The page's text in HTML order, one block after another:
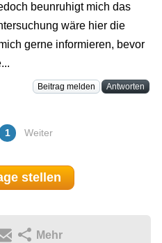
beunruhigt mich das
wäre hier die
gerne informieren, bevor
Beitrag melden Antworten
1 Weiter
stellen
Mehr